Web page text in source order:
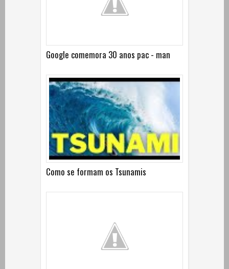
Google comemora 30 anos pac - man
Como se formam os Tsunamis